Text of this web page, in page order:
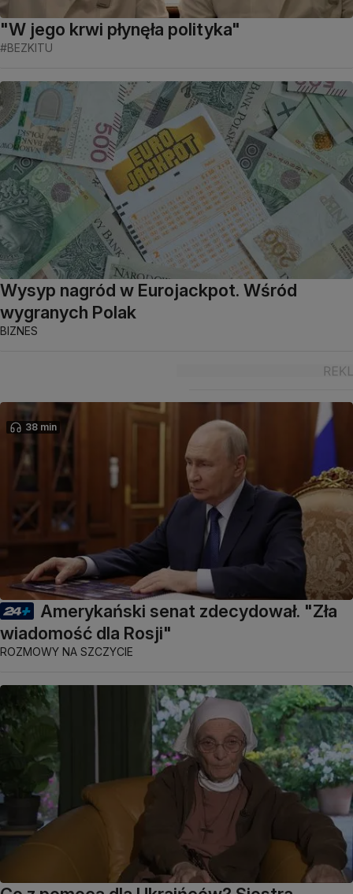
"W jego krwi płynęła polityka"
#BEZKITU
Wysyp nagród w Eurojackpot. Wśród
wygranych Polak
BIZNES
38 min
Amerykański senat zdecydował. "Zła
wiadomość dla Rosji"
ROZMOWY NA SZCZYCIE